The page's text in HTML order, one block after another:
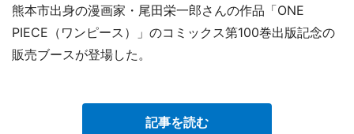
熊本市出身の漫画家・尾田栄一郎さんの作品「ONE
PIECE（ワンピース）」のコミックス第100巻出版記念の
販売ブースが登場した。
記事を読む